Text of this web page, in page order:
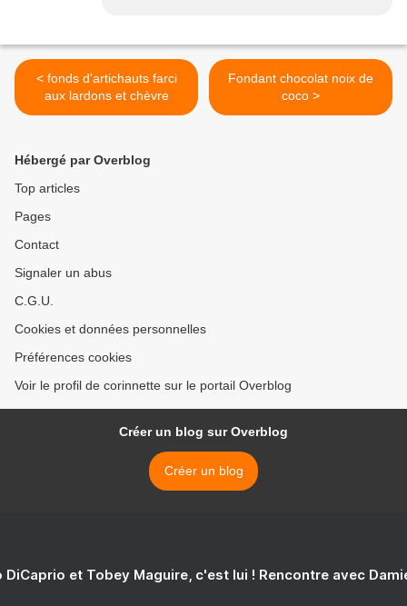
< fonds d'artichauts farci
aux lardons et chèvre
Fondant chocolat noix de
coco >
Hébergé par Overblog
Top articles
Pages
Contact
Signaler un abus
C.G.U.
Cookies et données personnelles
Préférences cookies
Voir le profil de corinnette sur le portail Overblog
Créer un blog sur Overblog
Créer un blog
DiCaprio et Tobey Maguire, c'est lui ! Rencontre avec